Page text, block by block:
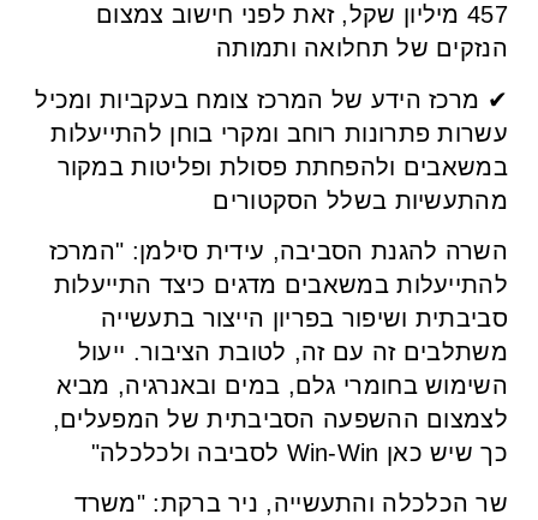
457 מיליון שקל, זאת לפני חישוב צמצום
הנזקים של תחלואה ותמותה
✔ מרכז הידע של המרכז צומח בעקביות ומכיל
עשרות פתרונות רוחב ומקרי בוחן להתייעלות
במשאבים ולהפחתת פסולת ופליטות במקור
מהתעשיות בשלל הסקטורים
השרה להגנת הסביבה, עידית סילמן: "המרכז
להתייעלות במשאבים מדגים כיצד התייעלות
סביבתית ושיפור בפריון הייצור בתעשייה
משתלבים זה עם זה, לטובת הציבור. ייעול
השימוש בחומרי גלם, במים ובאנרגיה, מביא
לצמצום ההשפעה הסביבתית של המפעלים,
כך שיש כאן Win-Win לסביבה ולכלכלה"
שר הכלכלה והתעשייה, ניר ברקת: "משרד